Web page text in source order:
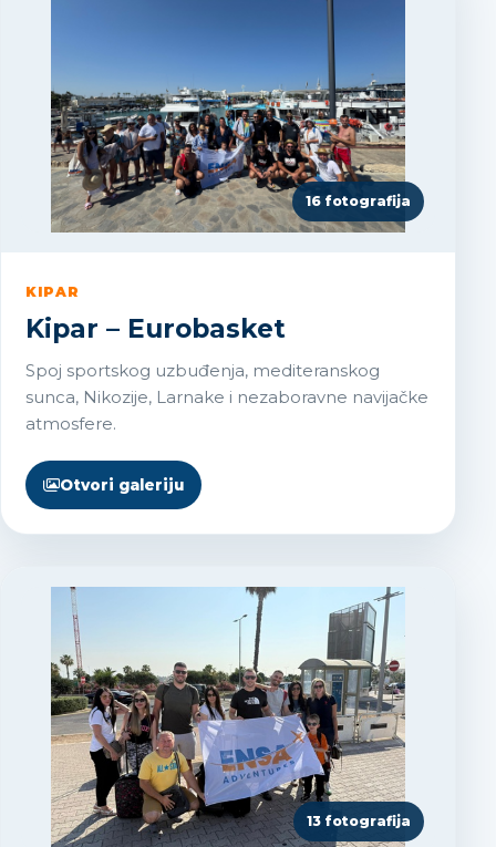
16 fotografija
KIPAR
Kipar – Eurobasket
Spoj sportskog uzbuđenja, mediteranskog
sunca, Nikozije, Larnake i nezaboravne navijačke
atmosfere.
Otvori galeriju
13 fotografija